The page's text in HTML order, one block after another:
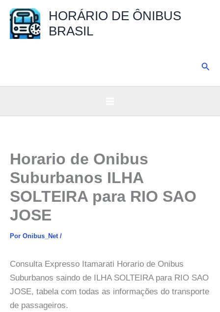
para
HORÁRIO DE ÔNIBUS
BRASIL
Horario de Onibus
Suburbanos ILHA
SOLTEIRA para RIO SAO
JOSE
Por Onibus_Net /
Consulta Expresso Itamarati Horario de Onibus
Suburbanos saindo de ILHA SOLTEIRA para RIO SAO
JOSE, tabela com todas as informações do transporte
de passageiros.